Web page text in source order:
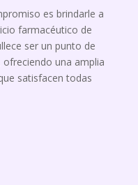
es brindarle a
farmacéutico de
ser un punto de
ofreciendo una amplia
satisfacen todas